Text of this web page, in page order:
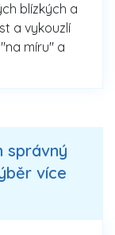
blízkých a
a vykouzlí
míru" a
správný
více